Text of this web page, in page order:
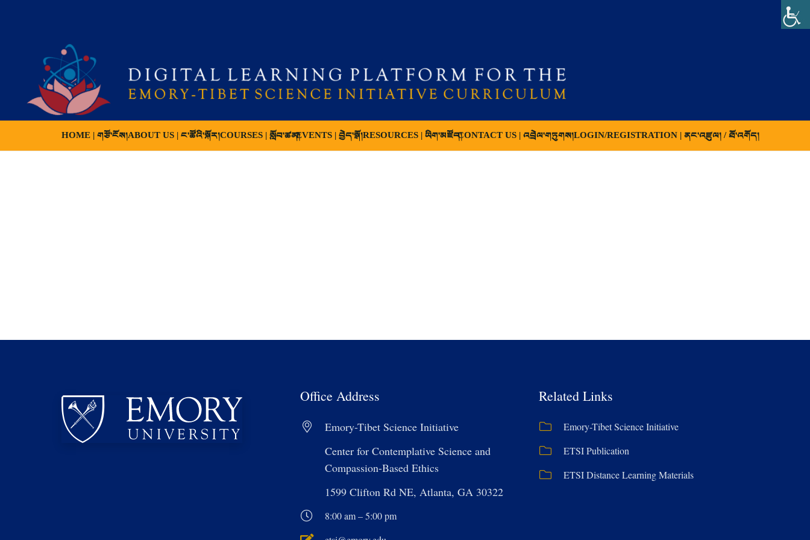
HOME | གཙོ་ངོས།ABOUT US | ང་ཚོའི་སྐོར།COURSES | སློབ་ཚན།EVENTS | བྱེད་སྒོ།RESOURCES | ཡིག་མཛོད།CONTACT US | འབྲེལ་གཏུགས།LOGIN/REGISTRATION | ནང་འཛུལ། / ཐོ་འགོད།
Office Address
Emory-Tibet Science Initiative
Center for Contemplative Science and
Compassion-Based Ethics
1599 Clifton Rd NE, Atlanta, GA 30322
8:00 am – 5:00 pm
Related Links
Emory-Tibet Science Initiative
ETSI Publication
ETSI Distance Learning Materials